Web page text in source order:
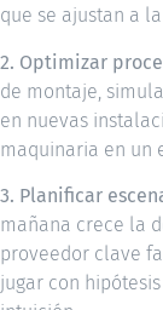
que se ajustan a
2. Optimizar
de montaje,
en nuevas
maquinaria en un
3. Planificar
mañana crece la
proveedor clave
jugar con